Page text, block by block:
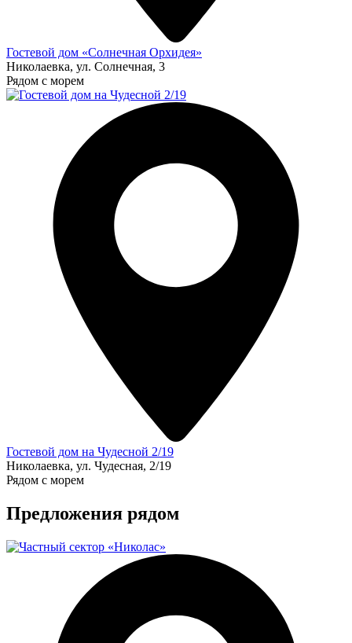
Гостевой дом «Солнечная Орхидея»
Николаевка, ул. Солнечная, 3
Рядом с морем
Гостевой дом на Чудесной 2/19
Николаевка, ул. Чудесная, 2/19
Рядом с морем
Предложения рядом